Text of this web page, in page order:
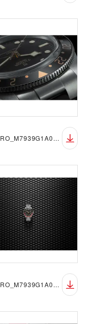
T24_PRO_M7939G1A0NRU-0001_013
T24_PRO_M7939G1A0NRU-0001_069